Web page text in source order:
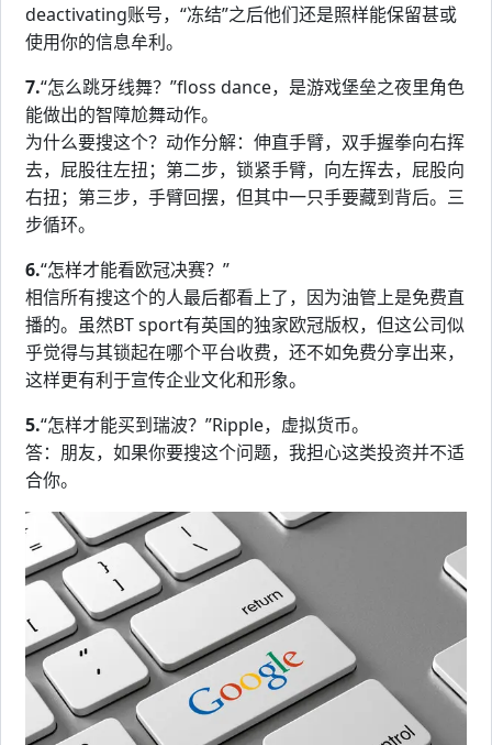
deactivating账号，“冻结”之后他们还是照样能保留甚或
使用你的信息牟利。
7.“怎么跳牙线舞？”floss dance，是游戏堡垒之夜里角色
能做出的智障尬舞动作。
为什么要搜这个？动作分解：伸直手臂，双手握拳向右挥
去，屁股往左扭；第二步，锁紧手臂，向左挥去，屁股向
右扭；第三步，手臂回摆，但其中一只手要藏到背后。三
步循环。
6.“怎样才能看欧冠决赛？”
相信所有搜这个的人最后都看上了，因为油管上是免费直
播的。虽然BT sport有英国的独家欧冠版权，但这公司似
乎觉得与其锁起在哪个平台收费，还不如免费分享出来，
这样更有利于宣传企业文化和形象。
5.“怎样才能买到瑞波？”Ripple，虚拟货币。
答：朋友，如果你要搜这个问题，我担心这类投资并不适
合你。